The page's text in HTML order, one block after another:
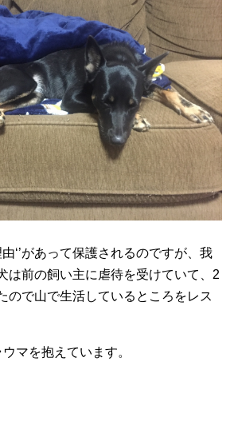
‘’があって保護されるのですが、我
は前の飼い主に虐待を受けていて、2
ので山で生活しているところをレス
マを抱えています。